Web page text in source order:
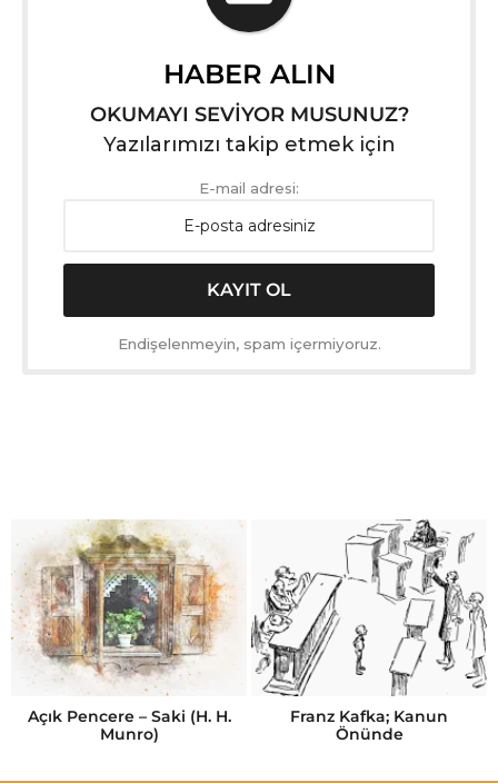
HABER ALIN
OKUMAYI SEVİYOR MUSUNUZ?
Yazılarımızı takip etmek için
E-mail adresi:
Endişelenmeyin, spam içermiyoruz.
Açık Pencere – Saki (H. H.
Munro)
Franz Kafka; Kanun
Önünde